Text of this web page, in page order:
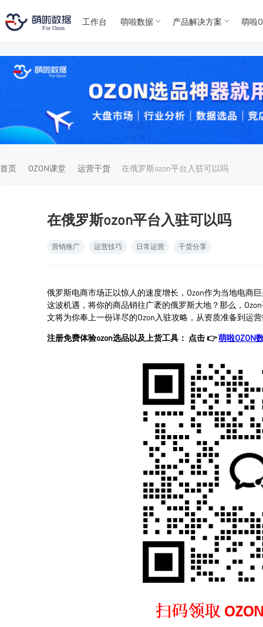
For
For
工作台 萌啦数据 产品解决方案 萌啦
首页 OZON课堂 运营干货 在俄罗斯ozon平台入驻可以吗
在俄罗斯ozon平台入驻可以吗
营销推广 运营技巧 日常运营 干货分享